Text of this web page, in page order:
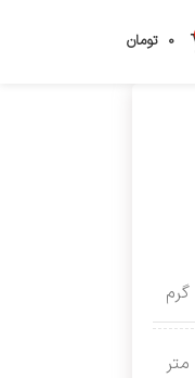
0 تومان